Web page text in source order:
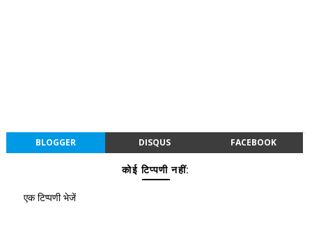
BLOGGER DISQUS FACEBOOK
कोई टिप्पणी नहीं:
एक टिप्पणी भेजें